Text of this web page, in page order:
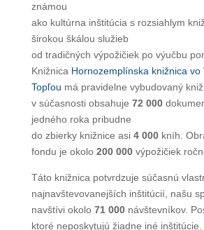
známou
ako kultúrna inštitúcia s rozsiahlym
širokou škálou služieb
od tradičných výpožičiek po výučbu
Knižnica Hornozemplínska knižnica vo
Topľou má pravidelne vybudovaný
v súčasnosti obsahuje 72 000
jedného roka pribudne
do zbierky knižnice asi 4 000kníh.
fondu je okolo 200 000výpožičiek
Táto knižnica potvrdzuje súčasnú
najnavštevovanejších inštitúcií, našu
navštívi okolo 71 000návštevníkov.
ktoré neposkytujú žiadne iné